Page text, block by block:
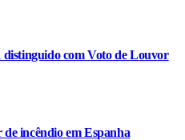
com Voto de Louvor
incêndio em Espanha